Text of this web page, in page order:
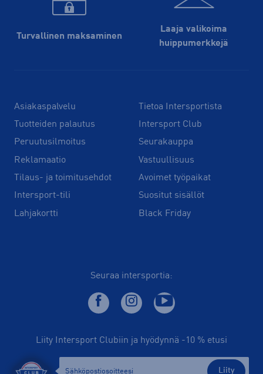
Turvallinen maksaminen
Laaja valikoima
huippu­merkkejä
Asiakaspalvelu
Tuotteiden palautus
Peruutusilmoitus
Reklamaatio
Tilaus- ja toimitusehdot
Intersport-tili
Lahjakortti
Tietoa Intersportista
Intersport Club
Seurakauppa
Vastuullisuus
Avoimet työpaikat
Suositut sisällöt
Black Friday
Seuraa intersportia:
Liity Intersport Clubiin ja hyödynnä -10 % etusi
Liity